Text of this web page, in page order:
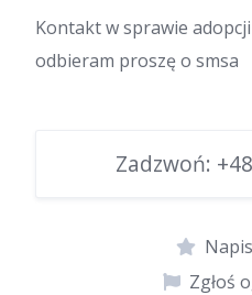
Kontakt w sprawie
odbieram proszę o smsa
Zadzwoń:
Zgłoś